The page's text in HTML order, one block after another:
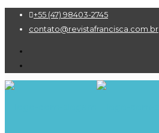
+55 (47) 98403-2745
contato@revistafrancisca.com.br